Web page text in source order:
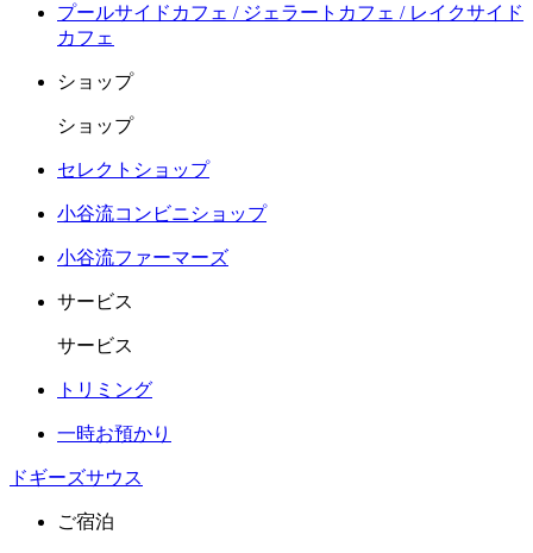
プールサイドカフェ / ジェラートカフェ / レイクサイド
カフェ
ショップ
ショップ
セレクトショップ
小谷流コンビニショップ
小谷流ファーマーズ
サービス
サービス
トリミング
一時お預かり
ドギーズサウス
ご宿泊